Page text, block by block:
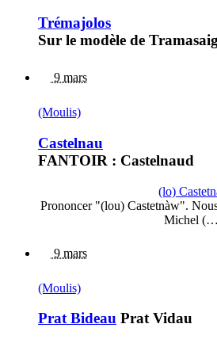
Trémajolos
Sur le modèle de
9 mars
(Moulis)
Castelnau
FANTOIR : Castelnaud
(lo)
Prononcer "(lou) Castetnàw".
Michel
9 mars
(Moulis)
Prat Bideau Prat Vidau